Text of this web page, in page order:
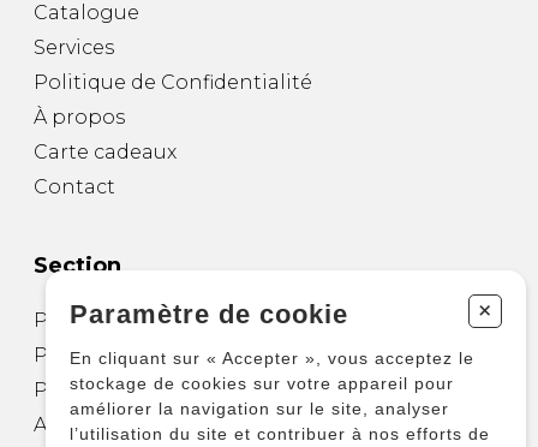
Catalogue
Services
Politique de Confidentialité
À propos
Carte cadeaux
Contact
Section
Partitions pour guitare
Partitions pour autres instruments
Partitions pour ensembles
Autres produits
Paramètre de cookie +
En cliquant sur « Accepter », vous acceptez le
stockage de cookies sur votre appareil pour
améliorer la navigation sur le site, analyser
l’utilisation du site et contribuer à nos efforts de